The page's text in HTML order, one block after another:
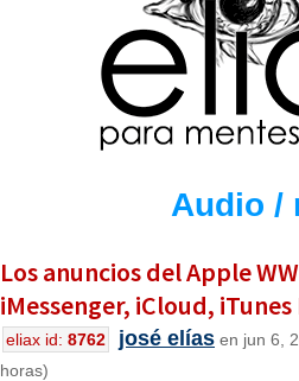
Audio /
Los anuncios del Apple
iMessenger, iCloud,
eliax id: 8762 josé elías en jun 6,
horas)